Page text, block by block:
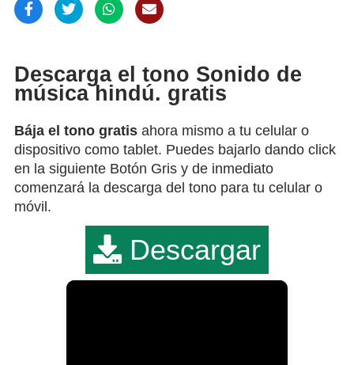
Descarga el tono Sonido de
música hindú. gratis
Bája el tono gratis ahora mismo a tu celular o
dispositivo como tablet. Puedes bajarlo dando click
en la siguiente Botón Gris y de inmediato
comenzará la descarga del tono para tu celular o
móvil.
Descargar